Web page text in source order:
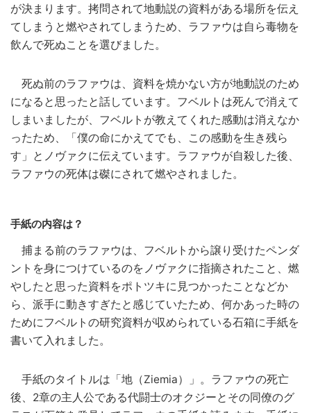
が決まります。拷問されて地動説の資料がある場所を伝え
てしまうと燃やされてしまうため、ラファウは自ら毒物を
飲んで死ぬことを選びました。
死ぬ前のラファウは、資料を焼かない方が地動説のため
になると思ったと話しています。フベルトは死んで消えて
しまいましたが、フベルトが教えてくれた感動は消えなか
ったため、「僕の命にかえてでも、この感動を生き残ら
す」とノヴァクに伝えています。ラファウが自殺した後、
ラファウの死体は磔にされて燃やされました。
手紙の内容は？
捕まる前のラファウは、フベルトから譲り受けたペンダ
ントを身につけているのをノヴァクに指摘されたこと、燃
やしたと思った資料をポトツキに見つかったことなどか
ら、派手に動きすぎたと感じていたため、何かあった時の
ためにフベルトの研究資料が収められている石箱に手紙を
書いて入れました。
手紙のタイトルは「地（Ziemia）」。ラファウの死亡
後、2章の主人公である代闘士のオクジーとその同僚のグ